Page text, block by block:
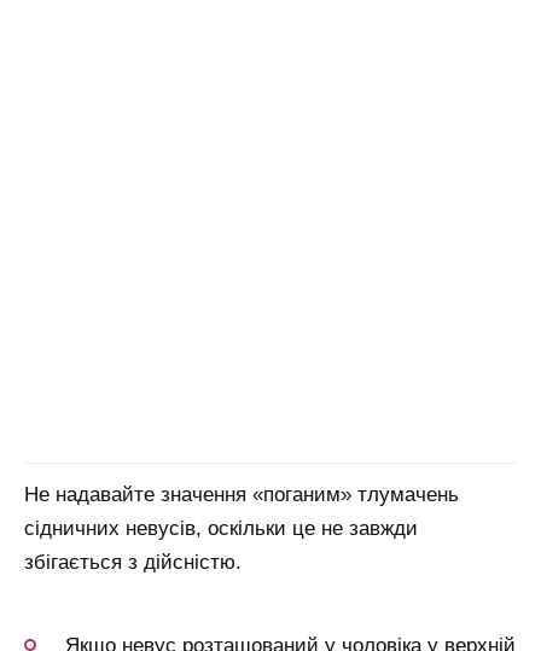
Не надавайте значення «поганим» тлумачень
сідничних невусів, оскільки це не завжди
збігається з дійсністю.
Якщо невус розташований у чоловіка у верхній